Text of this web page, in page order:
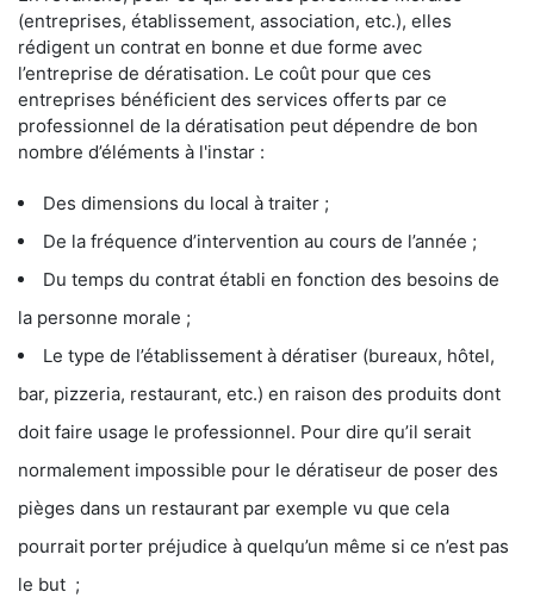
(entreprises, établissement, association, etc.), elles
rédigent un contrat en bonne et due forme avec
l’entreprise de dératisation. Le coût pour que ces
entreprises bénéficient des services offerts par ce
professionnel de la dératisation peut dépendre de bon
nombre d’éléments à l'instar :
Des dimensions du local à traiter ;
De la fréquence d’intervention au cours de l’année ;
Du temps du contrat établi en fonction des besoins de
la personne morale ;
Le type de l’établissement à dératiser (bureaux, hôtel,
bar, pizzeria, restaurant, etc.) en raison des produits dont
doit faire usage le professionnel. Pour dire qu’il serait
normalement impossible pour le dératiseur de poser des
pièges dans un restaurant par exemple vu que cela
pourrait porter préjudice à quelqu’un même si ce n’est pas
le but ;